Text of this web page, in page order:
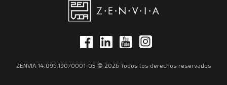
ZENVIA 14.096.190/0001-05 © 2026 Todos los derechos reservados